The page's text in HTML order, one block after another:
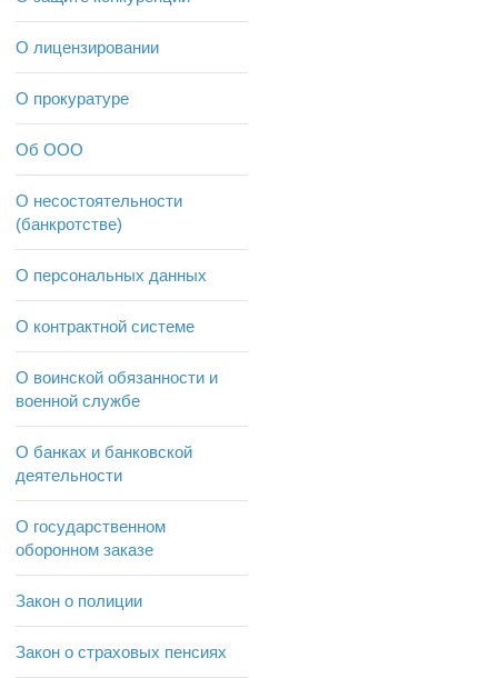
О лицензировании
О прокуратуре
Об ООО
О несостоятельности
(банкротстве)
О персональных данных
О контрактной системе
О воинской обязанности и
военной службе
О банках и банковской
деятельности
О государственном
оборонном заказе
Закон о полиции
Закон о страховых пенсиях